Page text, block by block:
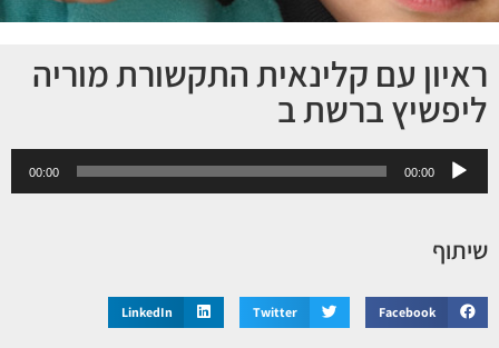
ראיון עם קלינאית התקשורת מוריה
ליפשיץ ברשת ב
אודיו
00:00
00:00
שיתוף
Facebook
Twitter
LinkedIn